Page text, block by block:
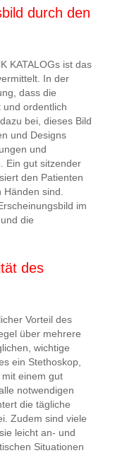
durch den
KATALOGs ist das
In der
dass die
ordentlich
bei, dieses Bild
und Designs
und
Ein gut sitzender
den Patienten
sind.
im
die
des
Vorteil des
über mehrere
wichtige
ein Stethoskop,
einem gut
notwendigen
die tägliche
Zudem sind viele
leicht an- und
Situationen